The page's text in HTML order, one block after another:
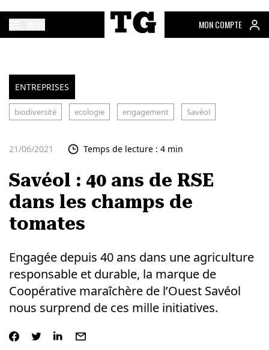
MON COMPTE
ENTREPRISES
biodiversité ecologie engagement Savéol
21/06/2021 Temps de lecture : 4 min
Savéol : 40 ans de RSE
dans les champs de
tomates
Engagée depuis 40 ans dans une agriculture
responsable et durable, la marque de
Coopérative maraîchère de l’Ouest Savéol
nous surprend de ces mille initiatives.